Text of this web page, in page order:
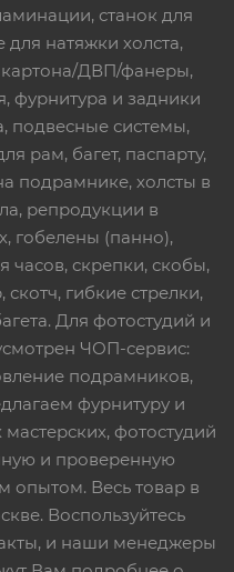
станок для
натяжки холста,
ДВП/фанеры,
фурнитура и задники
подвесные системы,
рам, багет, паспарту,
подрамнике, холсты в
репродукции в
гобелены (панно),
часов, скрепки, скобы,
гибкие стрелки,
Для фотостудий и
ЧОП-сервис:
подрамников,
фурнитуру и
фотостудий
и проверенную
опытом. Весь товар в
Воспользуйтесь
и наши менеджеры